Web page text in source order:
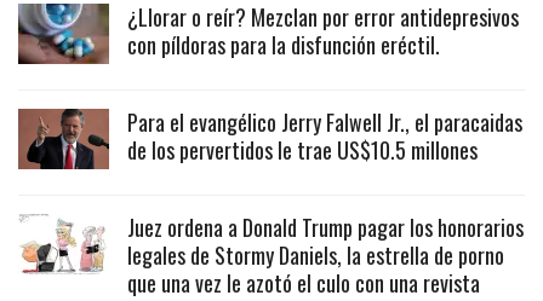
¿Llorar o reír? Mezclan por error antidepresivos
con píldoras para la disfunción eréctil.
Para el evangélico Jerry Falwell Jr., el paracaidas
de los pervertidos le trae US$10.5 millones
Juez ordena a Donald Trump pagar los honorarios
legales de Stormy Daniels, la estrella de porno
que una vez le azotó el culo con una revista